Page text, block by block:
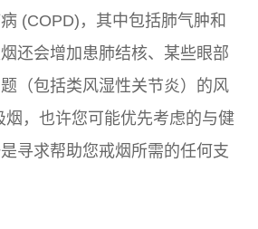
(COPD)，其中包括肺气肿和
还会增加患肺结核、某些眼部
（包括类风湿性关节炎）的风
烟，也许您可​​能优先考虑的与健
寻求帮助您戒烟所需的任何支